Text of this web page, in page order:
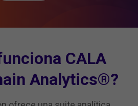
CALA
Analytics®?